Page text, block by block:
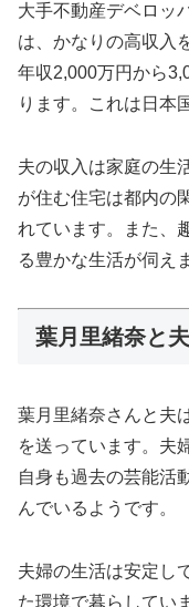
大手不動産デベロッ
は、かなりの高収入
年収2,000万円から
ります。これは日本
夫の収入は家庭の生
が住む住宅は都内の
れています。また、
る豊かな生活が伺え
葉月里緒奈と
葉月里緒奈さんと夫
を送っています。夫
自身も過去の芸能活
んでいるようです。
夫婦の生活は安定し
た環境で暮らしてい